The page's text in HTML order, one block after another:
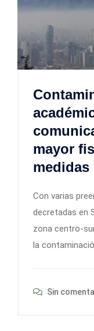
mayor
medidas
Con varias
decretadas en
zona centro-
la
Sin